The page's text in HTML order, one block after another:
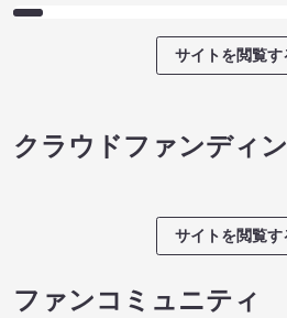
サイトを閲覧す
クラウドファンディ
サイトを閲覧す
ファンコミュニティ